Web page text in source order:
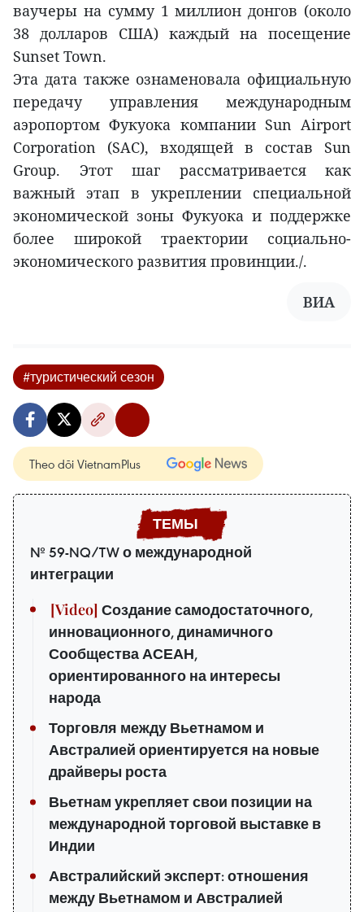
ваучеры на сумму 1 миллион донгов (около
38 долларов США) каждый на посещение
Sunset Town.
Эта дата также ознаменовала официальную
передачу управления международным
аэропортом Фукуока компании Sun Airport
Corporation (SAC), входящей в состав Sun
Group. Этот шаг рассматривается как
важный этап в укреплении специальной
экономической зоны Фукуока и поддержке
более широкой траектории социально-
экономического развития провинции./.
ВИА
#туристический сезон
Theo dõi VietnamPlus
№ 59-NQ/TW о международной
интеграции
Создание самодостаточного,
инновационного, динамичного
Сообщества АСЕАН,
ориентированного на интересы
народа
Торговля между Вьетнамом и
Австралией ориентируется на новые
драйверы роста
Вьетнам укрепляет свои позиции на
международной торговой выставке в
Индии
Австралийский эксперт: отношения
между Вьетнамом и Австралией